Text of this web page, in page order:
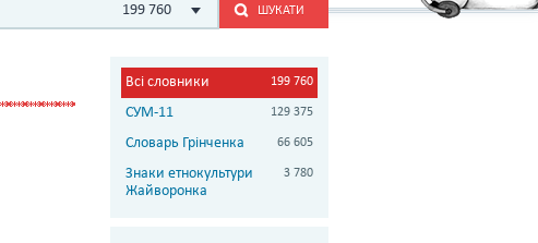
199 760 ШУКАТИ
Всі словники 199 760
СУМ-11 129 375
Словарь Грінченка 66 605
Знаки етнокультури
Жайворонка
3 780